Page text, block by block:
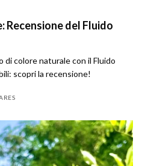
Recensione del Fluido
di colore naturale con il Fluido
scopri la recensione!